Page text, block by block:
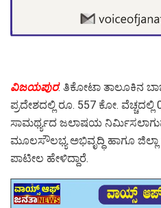
ವಿಜಯಪುರ: ತಿಕೋಟಾ ತಾಲೂಕಿನ
ಪ್ರದೇಶದಲ್ಲಿ ರೂ. 557 ಕೋ.
ಸಾಮರ್ಥ್ಯದ ಜಲಾಷಯ
ಮೂಲಸೌಲಭ್ಯ ಅಭಿವೃದ್ಧಿ ಹಾಗೂ
ಪಾಟೀಲ ಹೇಳಿದ್ದಾರೆ.